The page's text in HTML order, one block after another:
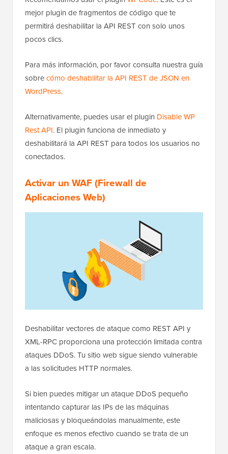
mejor plugin de fragmentos de código que te
permitirá deshabilitar la API REST con solo unos
pocos clics.
Para más información, por favor consulta nuestra guía
sobrecómo deshabilitar la API REST de JSON en
WordPress.
Alternativamente, puedes usar el plugin Disable WP
Rest API. El plugin funciona de inmediato y
deshabilitará la API REST para todos los usuarios no
conectados.
Activar un WAF (Firewall de
Aplicaciones Web)
Deshabilitar vectores de ataque como REST API y
XML-RPC proporciona una protección limitada contra
ataques DDoS. Tu sitio web sigue siendo vulnerable
a las solicitudes HTTP normales.
Si bien puedes mitigar un ataque DDoS pequeño
intentando capturar las IPs de las máquinas
maliciosas y bloqueándolas manualmente, este
enfoque es menos efectivo cuando se trata de un
ataque a gran escala.